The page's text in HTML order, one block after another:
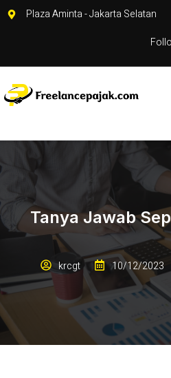
Plaza Aminta - Jakarta Selatan
Tanya Jawab
krcgt 10/12/2023